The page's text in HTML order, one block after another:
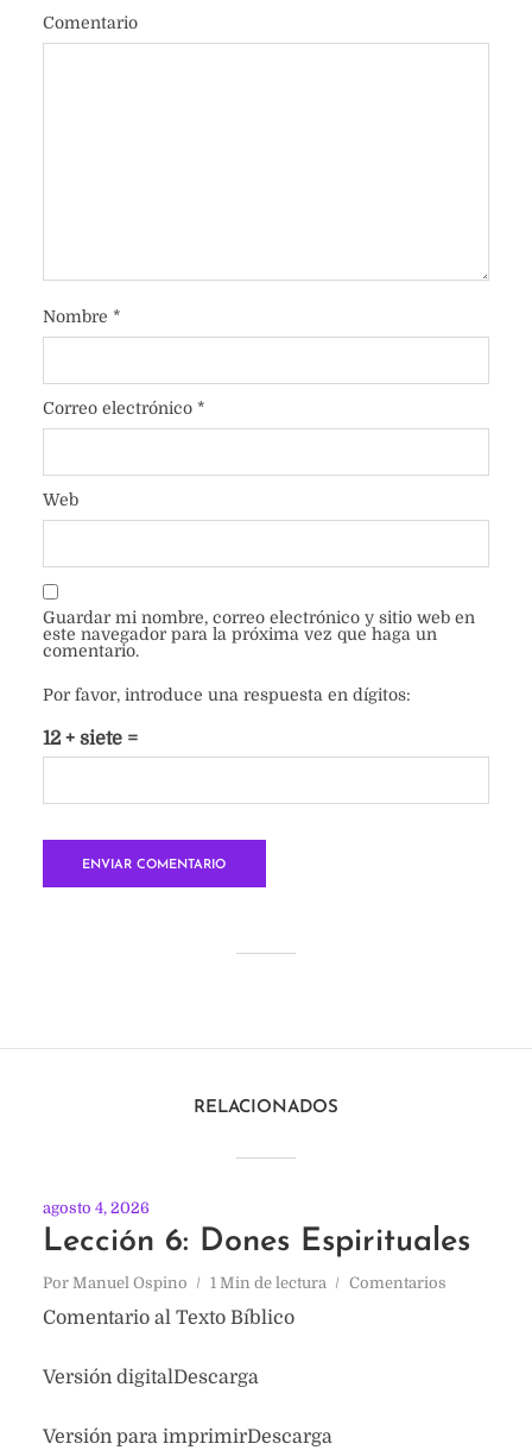
Comentario
Nombre *
Correo electrónico *
Web
Guardar mi nombre, correo electrónico y sitio web en
este navegador para la próxima vez que haga un
comentario.
Por favor, introduce una respuesta en dígitos:
12 + siete =
RELACIONADOS
agosto 4, 2026
Lección 6: Dones Espirituales
Por Manuel Ospino 1 Min de lectura Comentarios
Comentario al Texto Bíblico
Versión digitalDescarga
Versión para imprimirDescarga